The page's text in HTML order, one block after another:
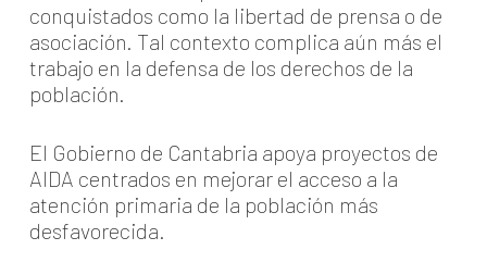
conquistados como la libertad de prensa o de
asociación. Tal contexto complica aún más el
trabajo en la defensa de los derechos de la
población.
El Gobierno de Cantabria apoya proyectos de
AIDA centrados en mejorar el acceso a la
atención primaria de la población más
desfavorecida.